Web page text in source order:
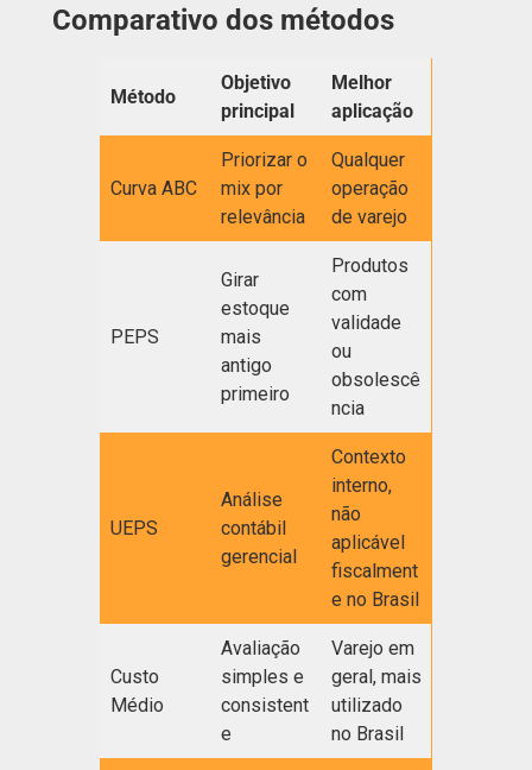
Comparativo dos métodos
Método
Objetivo
principal
Melhor
aplicação
Curva ABC
Priorizar o
mix por
relevância
Qualquer
operação
de varejo
PEPS
Girar
estoque
mais
antigo
primeiro
Produtos
com
validade
ou
obsolescê
ncia
UEPS
Análise
contábil
gerencial
Contexto
interno,
não
aplicável
fiscalment
e no Brasil
Custo
Médio
Avaliação
simples e
consistent
e
Varejo em
geral, mais
utilizado
no Brasil